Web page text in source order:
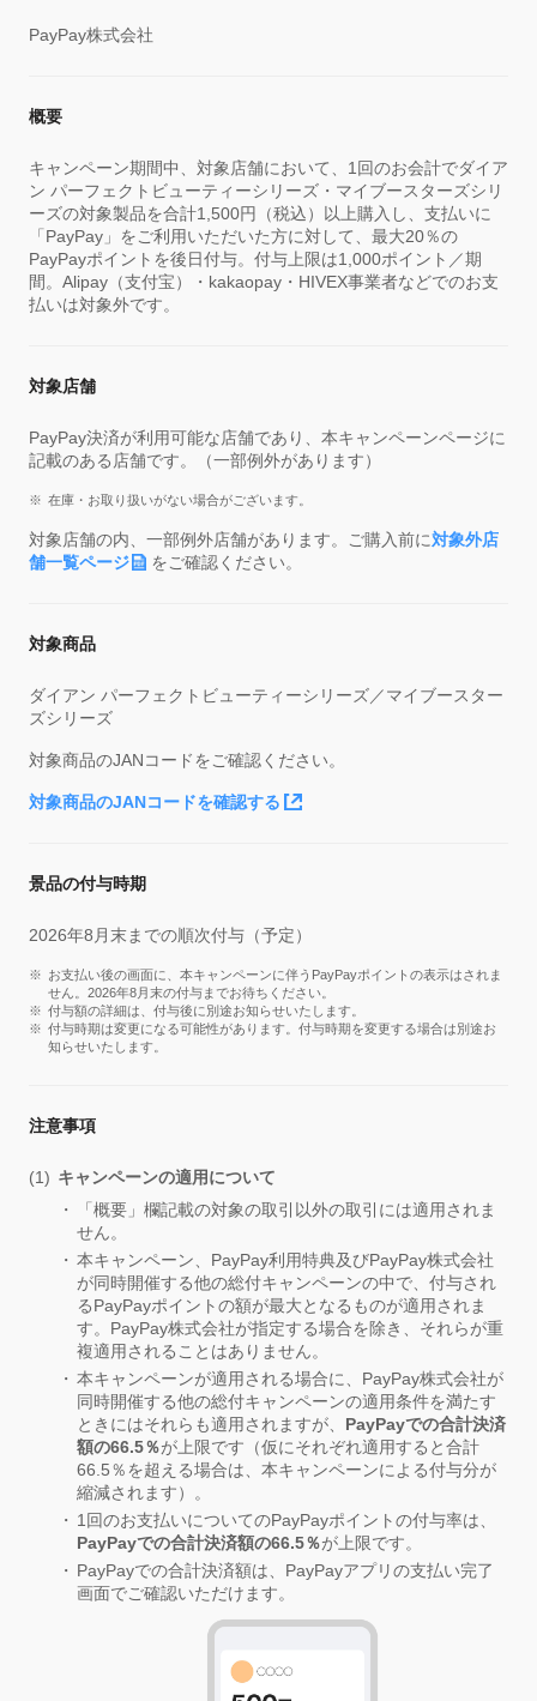
PayPay株式会社
概要
キャンペーン期間中、対象店舗において、1回のお会計でダイア
ン パーフェクトビューティーシリーズ・マイブースターズシリ
ーズの対象製品を合計1,500円（税込）以上購入し、支払いに
「PayPay」をご利用いただいた方に対して、最大20％の
PayPayポイントを後日付与。付与上限は1,000ポイント／期
間。Alipay（支付宝）・kakaopay・HIVEX事業者などでのお支
払いは対象外です。
対象店舗
PayPay決済が利用可能な店舗であり、本キャンペーンページに
記載のある店舗です。（一部例外があります）
在庫・お取り扱いがない場合がございます。
対象店舗の内、一部例外店舗があります。ご購入前に対象外店
舗一覧ページ
をご確認ください。
対象商品
ダイアン パーフェクトビューティーシリーズ／マイブースター
ズシリーズ
対象商品のJANコードをご確認ください。
対象商品のJANコードを確認する
景品の付与時期
2026年8月末までの順次付与（予定）
お支払い後の画面に、本キャンペーンに伴うPayPayポイントの表示はされま
せん。2026年8月末の付与までお待ちください。
付与額の詳細は、付与後に別途お知らせいたします。
付与時期は変更になる可能性があります。付与時期を変更する場合は別途お
知らせいたします。
注意事項
キャンペーンの適用について
「概要」欄記載の対象の取引以外の取引には適用されま
せん。
本キャンペーン、PayPay利用特典及びPayPay株式会社
が同時開催する他の総付キャンペーンの中で、付与され
るPayPayポイントの額が最大となるものが適用されま
す。PayPay株式会社が指定する場合を除き、それらが重
複適用されることはありません。
本キャンペーンが適用される場合に、PayPay株式会社が
同時開催する他の総付キャンペーンの適用条件を満たす
ときにはそれらも適用されますが、 PayPayでの合計決済
額の66.5％が上限です（仮にそれぞれ適用すると合計
66.5％を超える場合は、本キャンペーンによる付与分が
縮減されます）。
1回のお支払いについてのPayPayポイントの付与率は、
PayPayでの合計決済額の66.5％が上限です。
PayPayでの合計決済額は、PayPayアプリの支払い完了
画面でご確認いただけます。